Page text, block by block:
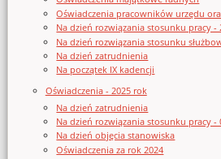
Oświadczenia pracowników urzędu
Na dzień rozwiązania stosunku pracy -
Na dzień rozwiązania stosunku
Na dzień zatrudnienia
Na początek IX kadencji
Oświadczenia - 2025 rok
Na dzień zatrudnienia
Na dzień rozwiązania stosunku pracy -
Na dzień objęcia stanowiska
Oświadczenia za rok 2024